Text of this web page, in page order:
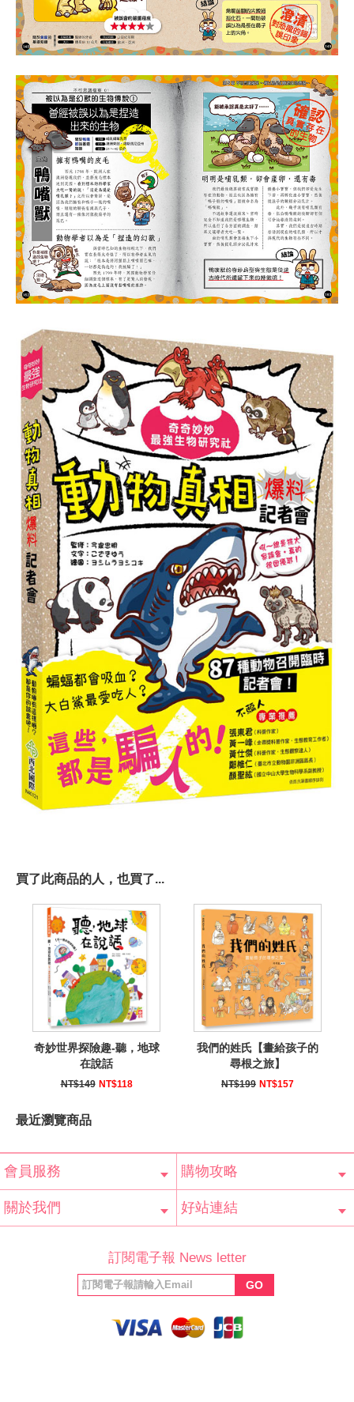
買了此商品的人，也買了...
奇妙世界探險趣-聽，地球
在說話
NT$149 NT$118
我們的姓氏【畫給孩子的
尋根之旅】
NT$199 NT$157
最近瀏覽商品
會員服務
會員辨法
客服信箱
隱私條款
網站導覽
購物攻略
常見問題
購物說明
訂單查詢
關於我們 好站連結
福利協會
絲專頁
訂閱電子報 News letter
GO